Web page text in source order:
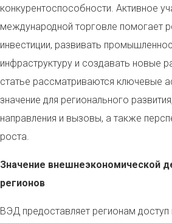
конкурентоспособности. Активное
международной торговле помогает
инвестиции, развивать
инфраструктуру и создавать новые
статье рассматриваются ключевые
значение для регионального
направления и вызовы, а также
роста.
Значение внешнеэкономической
регионов
ВЭД предоставляет регионам